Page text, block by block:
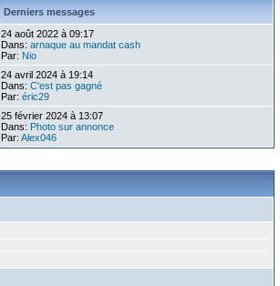
Derniers messages
24 août 2022 à 09:17
Dans: arnaque au mandat cash
Par: Nio
24 avril 2024 à 19:14
Dans: C'est pas gagné
Par: éric29
25 février 2024 à 13:07
Dans: Photo sur annonce
Par: Alex046